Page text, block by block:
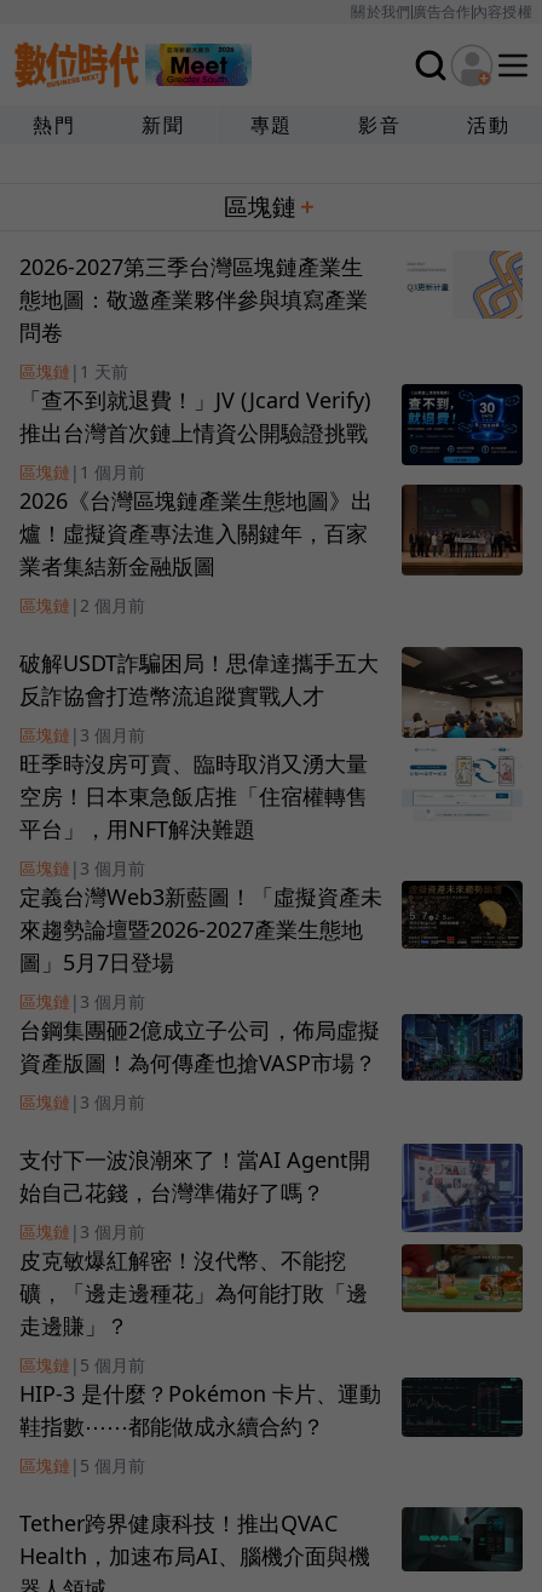
關於我們廣告合作內容授權
熱門 新聞 專題 影音 活動
區塊鏈
2026-2027第三季台灣區塊鏈產業生
態地圖：敬邀產業夥伴參與填寫產業
問卷
區塊鏈 | 1 天前
「查不到就退費！」JV (Jcard Verify)
推出台灣首次鏈上情資公開驗證挑戰
區塊鏈 | 1 個月前
2026《台灣區塊鏈產業生態地圖》出
爐！虛擬資產專法進入關鍵年，百家
業者集結新金融版圖
區塊鏈 | 2 個月前
破解USDT詐騙困局！思偉達攜手五大
反詐協會打造幣流追蹤實戰人才
區塊鏈 | 3 個月前
旺季時沒房可賣、臨時取消又湧大量
空房！日本東急飯店推「住宿權轉售
平台」，用NFT解決難題
區塊鏈 | 3 個月前
定義台灣Web3新藍圖！「虛擬資產未
來趨勢論壇暨2026-2027產業生態地
圖」5月7日登場
區塊鏈 | 3 個月前
台鋼集團砸2億成立子公司，佈局虛擬
資產版圖！為何傳產也搶VASP市場？
區塊鏈 | 3 個月前
支付下一波浪潮來了！當AI Agent開
始自己花錢，台灣準備好了嗎？
區塊鏈 | 3 個月前
皮克敏爆紅解密！沒代幣、不能挖
礦，「邊走邊種花」為何能打敗「邊
走邊賺」？
區塊鏈 | 5 個月前
HIP-3 是什麼？Pokémon 卡片、運動
鞋指數⋯⋯都能做成永續合約？
區塊鏈 | 5 個月前
Tether跨界健康科技！推出QVAC
Health，加速布局AI、腦機介面與機